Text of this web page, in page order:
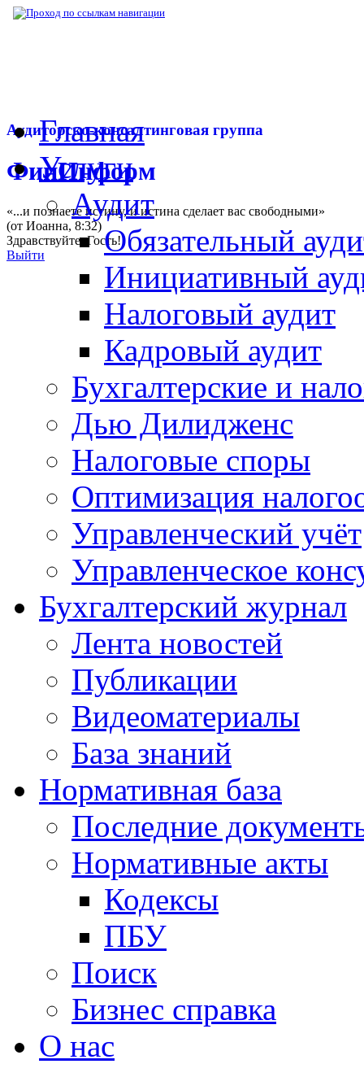
Аудиторско-консалтинговая группа
ФинИнформ
«...и познаете истину, и истина сделает вас свободными»
(от Иоанна, 8:32)
Здравствуйте,Гость!
Выйти
Главная
Услуги
Аудит
Обязательный
Инициативный
Налоговый аудит
Кадровый аудит
Бухгалтерские и
Дью Дилидженс
Налоговые споры
Оптимизация
Управленческий учёт
Управленческое
Бухгалтерский журнал
Лента новостей
Публикации
Видеоматериалы
База знаний
Нормативная база
Последние
Нормативные акты
Кодексы
ПБУ
Поиск
Бизнес справка
О нас